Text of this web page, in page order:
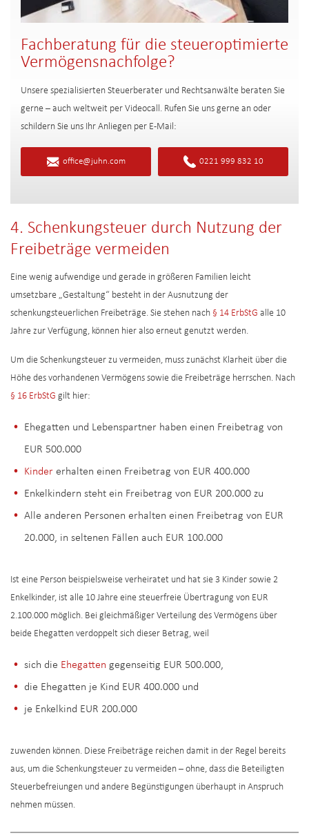
Fachberatung für die steueroptimierte
Vermögensnachfolge?
Unsere spezialisierten Steuerberater und Rechtsanwälte beraten Sie
gerne – auch weltweit per Videocall. Rufen Sie uns gerne an oder
schildern Sie uns Ihr Anliegen per E-Mail:
office@juhn.com 0221 999 832 10
4. Schenkungsteuer durch Nutzung der
Freibeträge vermeiden
Eine wenig aufwendige und gerade in größeren Familien leicht
umsetzbare „Gestaltung“ besteht in der Ausnutzung der
schenkungsteuerlichen Freibeträge. Sie stehen nach § 14 ErbStG alle 10
Jahre zur Verfügung, können hier also erneut genutzt werden.
Um die Schenkungsteuer zu vermeiden, muss zunächst Klarheit über die
Höhe des vorhandenen Vermögens sowie die Freibeträge herrschen. Nach
§ 16 ErbStG gilt hier:
Ehegatten und Lebenspartner haben einen Freibetrag von
EUR 500.000
Kinder erhalten einen Freibetrag von EUR 400.000
Enkelkindern steht ein Freibetrag von EUR 200.000 zu
Alle anderen Personen erhalten einen Freibetrag von EUR
20.000, in seltenen Fällen auch EUR 100.000
Ist eine Person beispielsweise verheiratet und hat sie 3 Kinder sowie 2
Enkelkinder, ist alle 10 Jahre eine steuerfreie Übertragung von EUR
2.100.000 möglich. Bei gleichmäßiger Verteilung des Vermögens über
beide Ehegatten verdoppelt sich dieser Betrag, weil
sich die Ehegatten gegenseitig EUR 500.000,
die Ehegatten je Kind EUR 400.000 und
je Enkelkind EUR 200.000
zuwenden können. Diese Freibeträge reichen damit in der Regel bereits
aus, um die Schenkungsteuer zu vermeiden – ohne, dass die Beteiligten
Steuerbefreiungen und andere Begünstigungen überhaupt in Anspruch
nehmen müssen.